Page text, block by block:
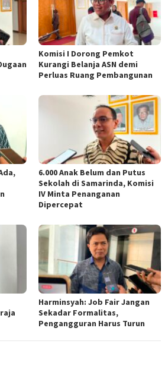
Komisi I Dorong Pemkot
Kurangi Belanja ASN demi
Perluas Ruang Pembangunan
6.000 Anak Belum dan Putus
Sekolah di Samarinda, Komisi
IV Minta Penanganan
Dipercepat
Harminsyah: Job Fair Jangan
Sekadar Formalitas,
Pengangguran Harus Turun